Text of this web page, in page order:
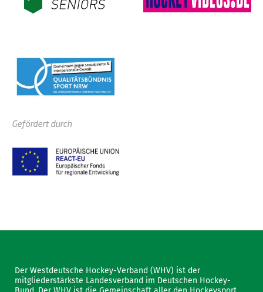
Gefördert durch
Der Westdeutsche Hockey-Verband (WHV) ist der
mitgliederstärkste Landesverband im Deutschen Hockey-